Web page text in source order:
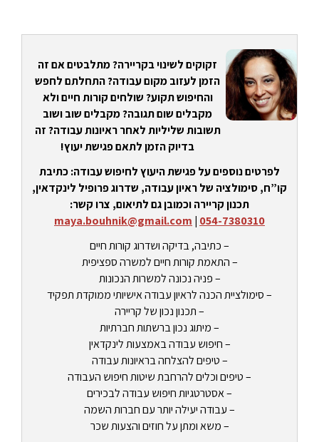
זקוקים לשינוי בקריירה? מתלבטים אם זה
הזמן לעזוב מקום עבודה? התחלתם לחפש
והחיפוש תקוע? שולחים קורות חיים ולא
מקבלים שום תגובה? מקבלים שוב ושוב
תשובות שליליות לאחר ראיונות עבודה? זה
בדיוק הזמן לתאם פגישת יעוץ!
לפרטים נוספים על פגישת היעוץ לחיפוש עבודה: כתיבת
קו”ח, סימולציה של ראיון עבודה, שדרוג פרופיל לינקדאין,
תכנון קריירה וכמובן גם לתיאום, צרו קשר:
054-7380310
|
maya.bouhnik@gmail.com
– כתיבה, בדיקה ושדרוג קורות חיים
– התאמת קורות חיים למשרה ספציפית
– פניה נכונה למשרות הנכונות
– סימולציית הכנה לראיון עבודה אישיותי ממוקדת תפקיד
– תכנון נכון של קריירה
– מיתוג נכון ברשתות חברתיות
– חיפוש עבודה באמצעות לינקדאין
– טיפים להצלחה בראיונות עבודה
– טיפים וכלים להרחבת שיטות חיפוש העבודה
– אסטרטגיות חיפוש עבודה לבכירים
– עבודה יעילה יותר עם חברות השמה
– משא ומתן על חוזים והצעות שכר